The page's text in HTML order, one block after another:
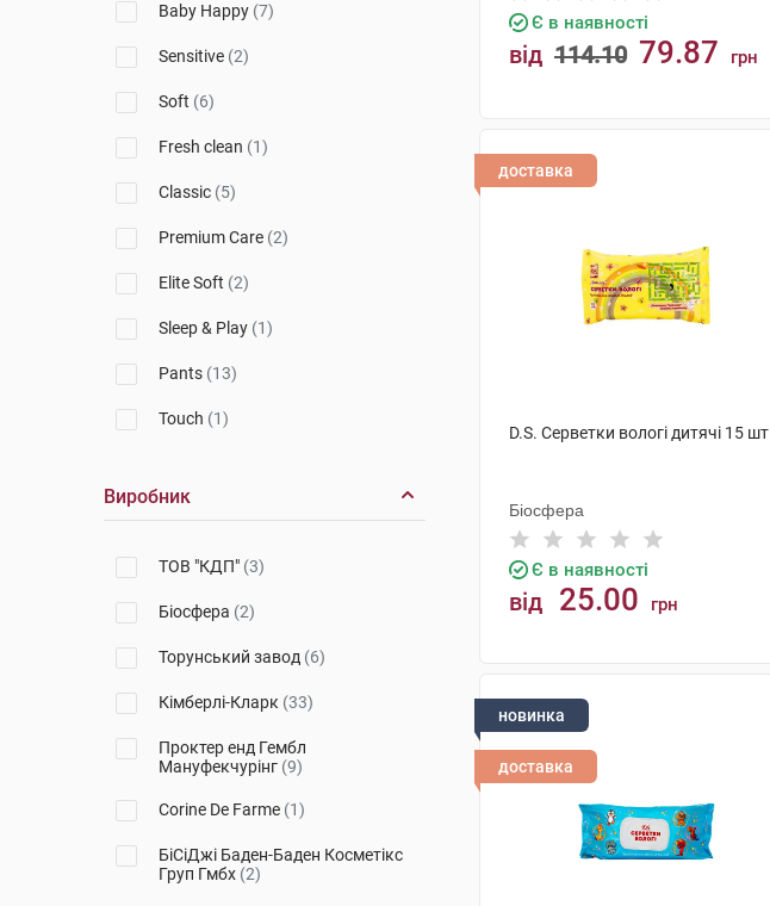
Baby Happy (7)
Sensitive (2)
Soft (6)
Fresh clean (1)
Classic (5)
Premium Care (2)
Elite Soft (2)
Sleep & Play (1)
Pants (13)
Touch (1)
Ultra Comfort
Виробник
ТОВ "КДП" (3)
Біосфера (2)
Торунський завод (6)
Кімберлі-Кларк (33)
Проктер енд Гембл
Мануфекчурінг (9)
Corine De Farme (1)
БіСіДжі Баден-Баден Косметікс
Груп Гмбх (2)
Є в наявності
від 114.10 79.87 грн
доставка
D.S. Серветки вологі дитячі 15 шт
Біосфера
Є в наявності
від 25.00 грн
новинка
доставка